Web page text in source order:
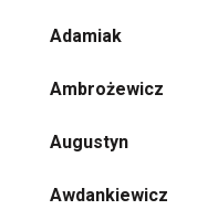
Adamiak
Ambrożewicz
Augustyn
Awdankiewicz